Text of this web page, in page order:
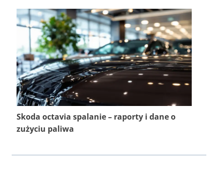
Skoda octavia spalanie – raporty i dane o
zużyciu paliwa